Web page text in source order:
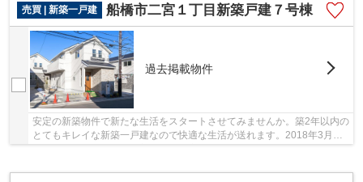
売買 | 新築一戸建
船橋市二宮１丁目新築戸建７号棟
過去掲載物件
安定の新築物件で新たな生活をスタートさせてみませんか。築2年以内の
とてもキレイな新築一戸建なので快適な生活が送れます。2018年3月築
のコチラの物件は、落ち着きのある室内が魅力...